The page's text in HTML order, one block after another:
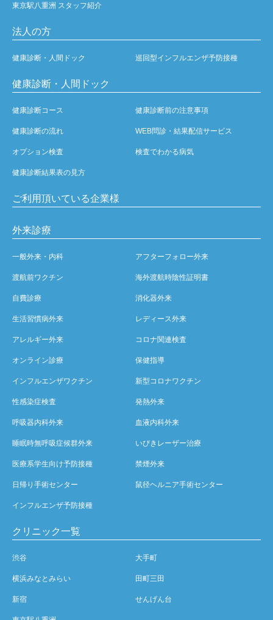
東京駅八重洲 スタッフ紹介
法人の方
健康診断・人間ドック 巡回型インフルエンザ予防接種
健康診断・人間ドック
健康診断コース 健康診断前の注意事項
健康診断の流れ WEB問診・結果配信サービス
オプション検査 検査でわかる病気
健康診断結果表の見方
ご利用頂いている企業様
外来診療
一般外来・内科 アフターフォロー外来
渡航前ワクチン 海外渡航時陰性証明書
自費診療 消化器外来
生活習慣病外来 レディース外来
アレルギー外来 コロナ関連検査
オンライン診療 保健指導
インフルエンザワクチン 新型コロナワクチン
性感染症検査 発熱外来
呼吸器内科外来 血液内科外来
睡眠時無呼吸症候群外来 いびきレーザー治療
医療系学生向け予防接種 禁煙外来
日帰り手術センター 鼠径ヘルニア手術センター
インフルエンザ予防接種
クリニック一覧
渋谷 大手町
横浜みなとみらい 田町三田
新宿 せんげん台